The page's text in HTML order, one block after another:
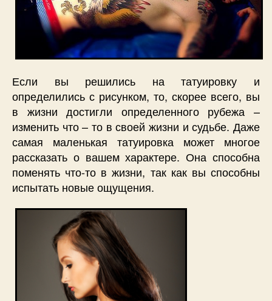
Если вы решились на татуировку и
определились с рисунком, то, скорее всего, вы
в жизни достигли определенного рубежа –
изменить что – то в своей жизни и судьбе. Даже
самая маленькая татуировка может многое
рассказать о вашем характере. Она способна
поменять что-то в жизни, так как вы способны
испытать новые ощущения.